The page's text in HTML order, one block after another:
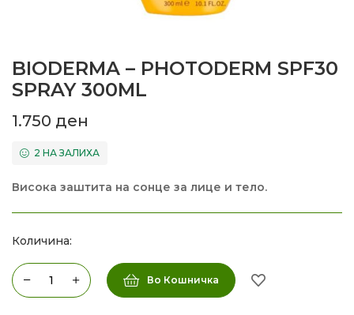
BIODERMA – PHOTODERM SPF30
SPRAY 300ML
1.750 ден
2 НА ЗАЛИХА
Висока заштита на сонце за лице и тело.
Количина:
Во Кошничка